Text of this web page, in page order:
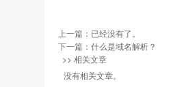
上一篇：已经没有了。
下一篇： 什么是域名解析？
>> 相关文章
没有相关文章。